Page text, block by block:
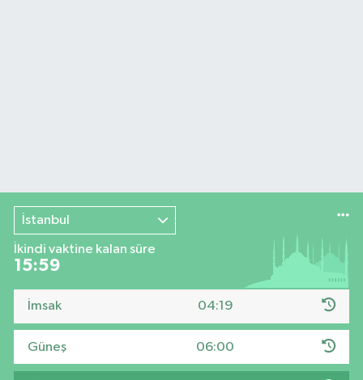
İstanbul
İkindi vaktine kalan süre
15:58
İmsak 04:19
Güneş 06:00